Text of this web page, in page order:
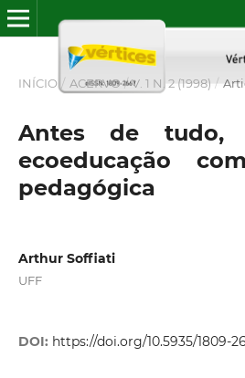
INÍCIO / ACERVO / V. 1 N. 2 (1998) /
Antes de tudo,
ecoeducação
pedagógica
Arthur Soffiati
UFF
DOI: https://doi.org/10.5935/1809-